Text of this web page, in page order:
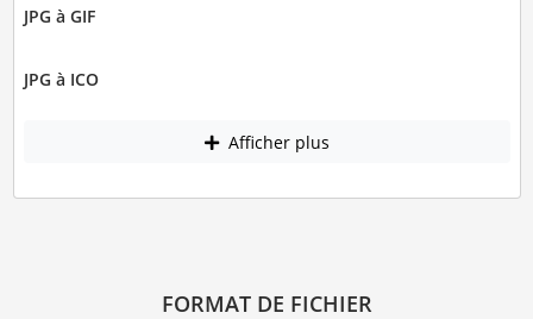
JPG à GIF
JPG à ICO
Afficher plus
FORMAT DE FICHIER